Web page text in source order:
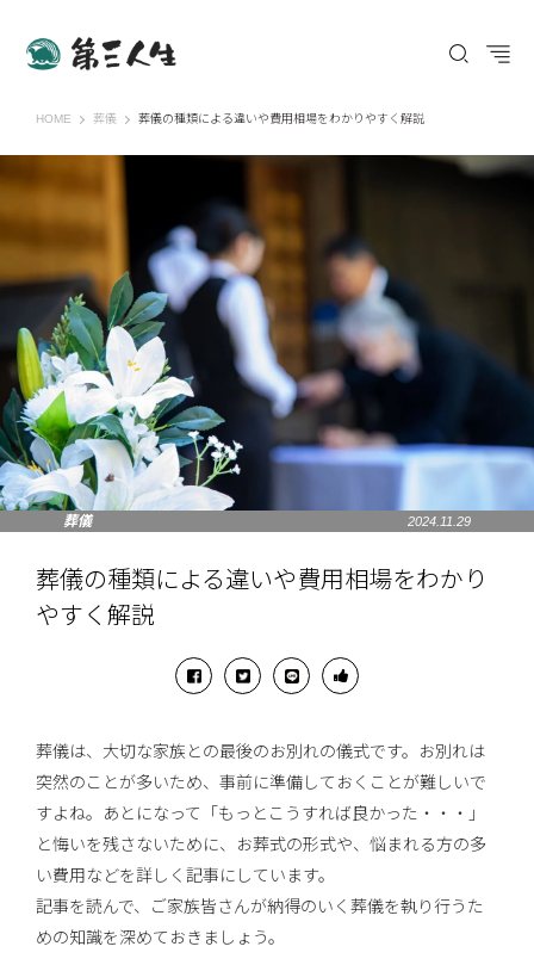
HOME 第三人生 〜寄り道の歩き方〜
葬儀 葬儀の種類による違いや費用相場をわかりやすく解説
葬儀 2024.11.29
葬儀の種類による違いや費用相場をわかり
やすく解説
葬儀は、大切な家族との最後のお別れの儀式です。お別れは
突然のことが多いため、事前に準備しておくことが難しいで
すよね。あとになって「もっとこうすれば良かった・・・」
と悔いを残さないために、お葬式の形式や、悩まれる方の多
い費用などを詳しく記事にしています。
記事を読んで、ご家族皆さんが納得のいく葬儀を執り行うた
めの知識を深めておきましょう。